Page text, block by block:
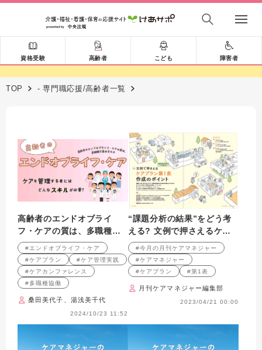
資格受験 高齢者 こども 障害者
TOP - 専門職応援/高齢者一覧
高齢者のエンドオブライ
フ・ケアの質は、多職種で
高めるもの。ケアを管理す
る者にはどんなスキルが必
要？
#エンドオブライフ・ケア
#ケアプラン
#ケア管理実践
#ケアカンファレンス
#多職種協働
桑田美代子、湯浅美千代
2024/10/23 11:52
“課題分析の結果”をどう考
える? 文例で押さえるケア
プラン第1表作成のポイント
#今月の月刊ケアマネジャー
#ケアマネジャー
#ケアプラン
#第1表
月刊ケアマネジャー編集部
2023/04/21 00:00